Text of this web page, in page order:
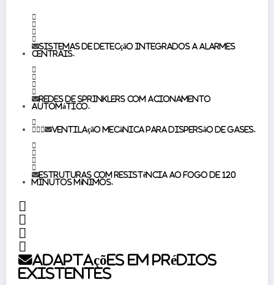
Sistemas de detecção integrados a alarmes
centrais.
Redes de sprinklers com acionamento
automático.
Ventilação mecânica para dispersão de gases.
Estruturas com resistência ao fogo de 120
minutos mínimos.
Adaptações em prédios
existentes